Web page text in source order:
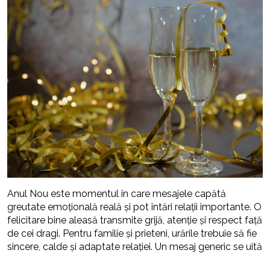
Anul Nou este momentul în care mesajele capătă
greutate emoțională reală și pot întări relații importante. O
felicitare bine aleasă transmite grijă, atenție și respect față
de cei dragi. Pentru familie și prieteni, urările trebuie să fie
sincere, calde și adaptate relației. Un mesaj generic se uită